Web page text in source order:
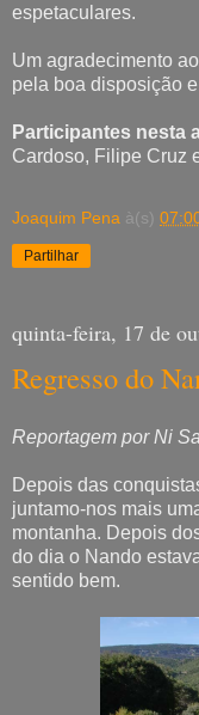
espetaculares.
Um agradecimento
pela boa disposição
Participantes nesta
Cardoso, Filipe Cruz
Joaquim Pena à(s)
Partilhar
quinta-feira, 17 de
Regresso do
Reportagem por Ni
Depois das
juntamo-nos mais
montanha. Depois
do dia o Nando
sentido bem.